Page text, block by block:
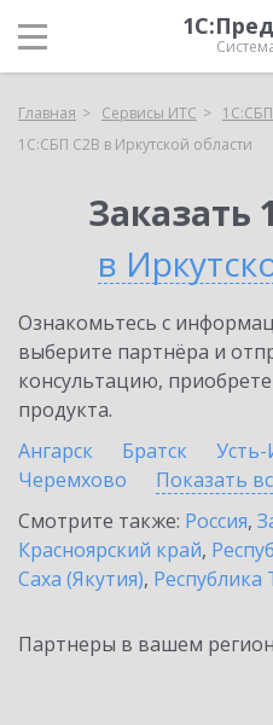
Главная Сервисы ИТС
1С:СБП C2B в Иркутской области
Заказать
в
Ознакомьтесь с
выберите партнёра и
консультацию,
продукта.
Ангарск
Братск
Черемхово
Показать
Смотрите также: Россия,
Красноярский край,
Саха (Якутия), Республика
Партнеры в вашем